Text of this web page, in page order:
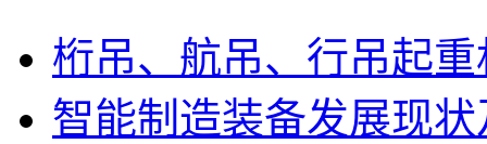
桁吊、航吊、行吊起
智能制造装备发展现